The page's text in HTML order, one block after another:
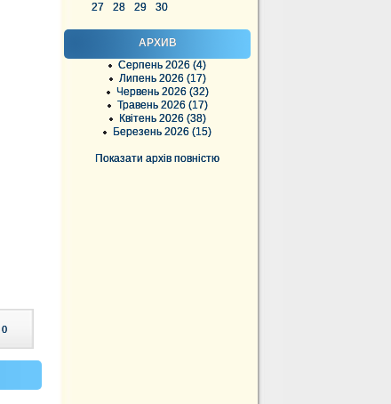
27
28 29 30
АРХИВ
Серпень 2026 (4)
Липень 2026 (17)
Червень 2026 (32)
Травень 2026 (17)
Квітень 2026 (38)
Березень 2026 (15)
Показати архів повністю
0